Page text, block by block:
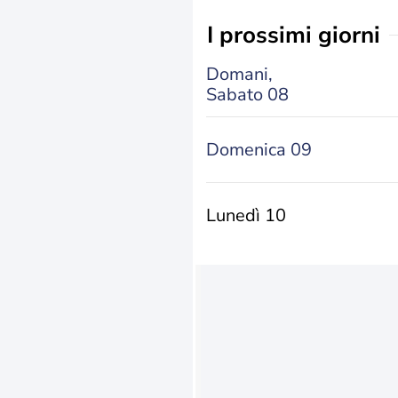
i prossimi giorni
Domani,
Sabato 08
Domenica 09
Lunedì 10